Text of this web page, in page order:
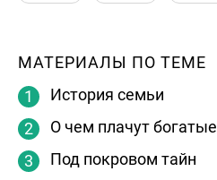
МАТЕРИАЛЫ ПО ТЕМЕ
История семьи
О чем плачут богатые
Под покровом тайн